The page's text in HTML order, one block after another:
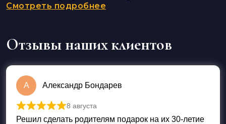
Смотреть подробнее
Отзывы наших клиентов
А Александр Бондарев
Оценка 5из 5
8 августа
Решил сделать родителям подарок на их 30-летие